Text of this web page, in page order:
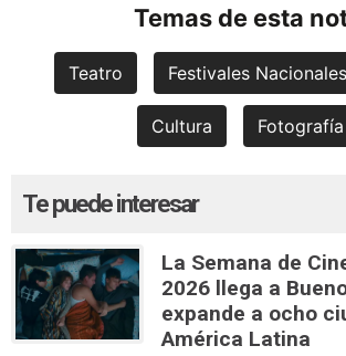
Temas de esta
Teatro Festivales Nacionales
Cultura Fotografía
Te puede interesar
La Semana de
2026 llega a
expande a ocho
América Latina